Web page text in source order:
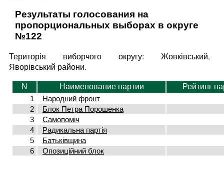
Результаты голосования на
пропорциональных выборах в округе
№122
Територія виборчого округу: Жовківський,
Яворівський райони.
N Наименование партии
Рейтинг
1
Народний фронт
2
Блок Петра Порошенка
3
Самопоміч
4
Радикальна партія
5
Батьківщина
6
Опозиційний блок